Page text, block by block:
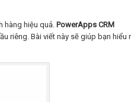
hàng hiệu quả. PowerApps CRM
riêng. Bài viết này sẽ giúp bạn hiểu